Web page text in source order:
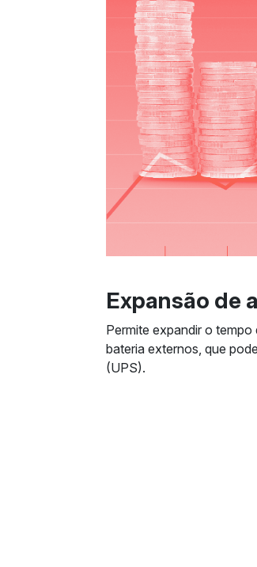
Expansão de
Permite expandir o
bateria externos, que
(UPS).